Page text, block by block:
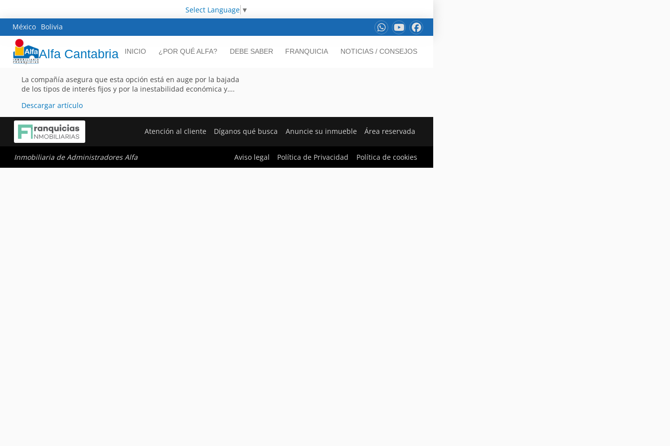
Select Language ▼
México Bolivia
Alfa Cantabria INICIO ¿POR QUÉ ALFA? DEBE SABER FRANQUICIA NOTICIAS / CONSEJOS
La compañía asegura que esta opción está en auge por la bajada
de los tipos de interés fijos y por la inestabilidad económica y….
Descargar artículo
Atención al cliente Díganos qué busca Anuncie su inmueble Área reservada
Inmobiliaria de Administradores Alfa Aviso legal Política de Privacidad Política de cookies